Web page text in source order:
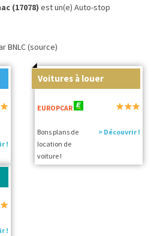
(17078) est un(e) Auto-stop
BNLC (source)
!
Voitures à louer
EUROPCAR
Bons plans de
location de
voiture !
> Découvrir !
!